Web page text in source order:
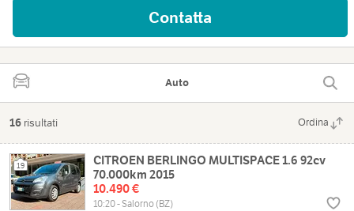
Contatta
Auto
16 risultati Ordina
19
CITROEN BERLINGO MULTISPACE 1.6 92cv
70.000km 2015
10.490 €
10:20 - Salorno (BZ)